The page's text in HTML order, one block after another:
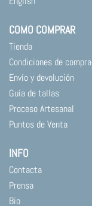
COMO COMPRAR
Tienda
Condiciones de compra
Envío y devolución
Guía de tallas
Proceso Artesanal
Puntos de Venta
INFO
Contacta
Prensa
Bio